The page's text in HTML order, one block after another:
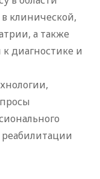
клинической,
а также
диагностике и
реабилитации